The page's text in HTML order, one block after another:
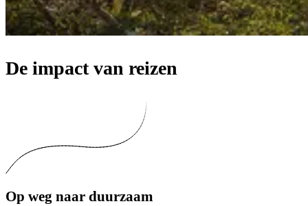
De impact van reizen
Op weg naar duurzaam